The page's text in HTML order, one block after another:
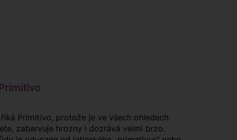
Primitivo, protože je ve všech ohledech
zabarvuje hrozny i dozrává velmi brzo.